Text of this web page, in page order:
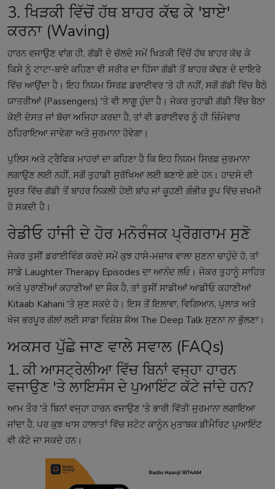
3. ਖਿੜਕੀ ਵਿੱਚੋਂ ਹੱਥ ਬਾਹਰ ਕੱਢ ਕੇ 'ਬਾਏ'
ਕਰਨਾ (Waving)
ਹਾਰਨ ਵਜਾਉਣ ਵਾਂਗ ਹੀ, ਗੱਡੀ ਦੇ ਚੱਲਦੇ ਸਮੇਂ ਖਿੜਕੀ ਵਿੱਚੋਂ ਹੱਥ ਬਾਹਰ ਕੱਢ ਕੇ
ਕਿਸੇ ਨੂੰ ਟਾਟਾ-ਬਾਏ ਕਹਿਣਾ ਵੀ ਸਰੀਰ ਦਾ ਹਿੱਸਾ ਗੱਡੀ ਤੋਂ ਬਾਹਰ ਕੱਢਣ ਦੇ ਦਾਇਰੇ
ਵਿੱਚ ਆਉਂਦਾ ਹੈ। ਇਹ ਨਿਯਮ ਸਿਰਫ਼ ਡਰਾਈਵਰ 'ਤੇ ਹੀ ਨਹੀਂ, ਸਗੋਂ ਗੱਡੀ ਵਿੱਚ ਬੈਠੇ
ਯਾਤਰੀਆਂ (Passengers) 'ਤੇ ਵੀ ਲਾਗੂ ਹੁੰਦਾ ਹੈ। ਜੇਕਰ ਤੁਹਾਡੀ ਗੱਡੀ ਵਿੱਚ ਬੈਠਾ
ਕੋਈ ਦੋਸਤ ਜਾਂ ਬੱਚਾ ਅਜਿਹਾ ਕਰਦਾ ਹੈ, ਤਾਂ ਵੀ ਡਰਾਈਵਰ ਨੂੰ ਹੀ ਜ਼ਿੰਮੇਵਾਰ
ਠਹਿਰਾਇਆ ਜਾਵੇਗਾ ਅਤੇ ਜੁਰਮਾਨਾ ਹੋਵੇਗਾ।
ਪੁਲਿਸ ਅਤੇ ਟ੍ਰੈਫਿਕ ਮਾਹਰਾਂ ਦਾ ਕਹਿਣਾ ਹੈ ਕਿ ਇਹ ਨਿਯਮ ਸਿਰਫ਼ ਜੁਰਮਾਨਾ
ਲਗਾਉਣ ਲਈ ਨਹੀਂ, ਸਗੋਂ ਤੁਹਾਡੀ ਸੁਰੱਖਿਆ ਲਈ ਬਣਾਏ ਗਏ ਹਨ। ਹਾਦਸੇ ਦੀ
ਸੂਰਤ ਵਿੱਚ ਗੱਡੀ ਤੋਂ ਬਾਹਰ ਨਿਕਲੀ ਹੋਈ ਬਾਂਹ ਜਾਂ ਕੂਹਣੀ ਗੰਭੀਰ ਰੂਪ ਵਿੱਚ ਜ਼ਖਮੀ
ਹੋ ਸਕਦੀ ਹੈ।
ਰੇਡੀਓ ਹਾਂਜੀ ਦੇ ਹੋਰ ਮਨੋਰੰਜਕ ਪ੍ਰੋਗਰਾਮ ਸੁਣੋ
ਜੇਕਰ ਤੁਸੀਂ ਡਰਾਈਵਿੰਗ ਕਰਦੇ ਸਮੇਂ ਕੁਝ ਹਾਸੇ-ਮਜ਼ਾਕ ਵਾਲਾ ਸੁਣਨਾ ਚਾਹੁੰਦੇ ਹੋ, ਤਾਂ
ਸਾਡੇ Laughter Therapy Episodes ਦਾ ਆਨੰਦ ਲਓ। ਜੇਕਰ ਤੁਹਾਨੂੰ ਸਾਹਿਤ
ਅਤੇ ਪੁਰਾਣੀਆਂ ਕਹਾਣੀਆਂ ਦਾ ਸ਼ੌਕ ਹੈ, ਤਾਂ ਤੁਸੀਂ ਸਾਡੀਆਂ ਆਡੀਓ ਕਹਾਣੀਆਂ
Kitaab Kahani 'ਤੇ ਸੁਣ ਸਕਦੇ ਹੋ। ਇਸ ਤੋਂ ਇਲਾਵਾ, ਵਿਗਿਆਨ, ਪੁਲਾੜ ਅਤੇ
ਖੋਜ ਭਰਪੂਰ ਗੱਲਾਂ ਲਈ ਸਾਡਾ ਵਿਸ਼ੇਸ਼ ਸ਼ੋਅ The Deep Talk ਸੁਣਨਾ ਨਾ ਭੁੱਲਣਾ।
ਅਕਸਰ ਪੁੱਛੇ ਜਾਣ ਵਾਲੇ ਸਵਾਲ (FAQs)
1. ਕੀ ਆਸਟ੍ਰੇਲੀਆ ਵਿੱਚ ਬਿਨਾਂ ਵਜ੍ਹਾ ਹਾਰਨ
ਵਜਾਉਣ 'ਤੇ ਲਾਇਸੰਸ ਦੇ ਪੁਆਇੰਟ ਕੱਟੇ ਜਾਂਦੇ ਹਨ?
ਆਮ ਤੌਰ 'ਤੇ ਬਿਨਾਂ ਵਜ੍ਹਾ ਹਾਰਨ ਵਜਾਉਣ 'ਤੇ ਭਾਰੀ ਵਿੱਤੀ ਜੁਰਮਾਨਾ ਲਗਾਇਆ
ਜਾਂਦਾ ਹੈ, ਪਰ ਕੁਝ ਖਾਸ ਹਾਲਾਤਾਂ ਵਿੱਚ ਸਟੇਟ ਕਾਨੂੰਨ ਮੁਤਾਬਕ ਡੀਮੈਰਿਟ ਪੁਆਇੰਟ
ਵੀ ਕੱਟੇ ਜਾ ਸਕਦੇ ਹਨ।